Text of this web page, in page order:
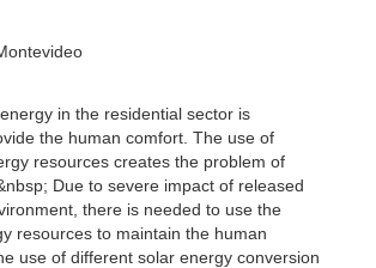
in the residential sector is
the human comfort. The use of
resources creates the problem of
Due to severe impact of released
there is needed to use the
resources to maintain the human
use of different solar energy conversion